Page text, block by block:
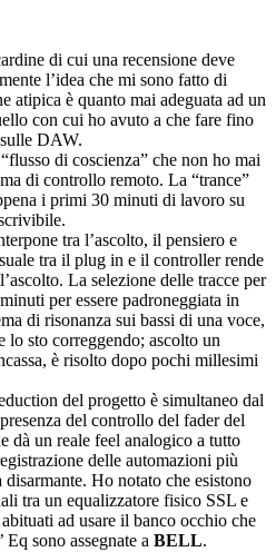
di cui una recensione deve
l’idea che mi sono fatto di
atipica è quanto mai adeguata ad un
con cui ho avuto a che fare fino
DAW.
di coscienza” che non ho mai
di controllo remoto. La “trance”
i primi 30 minuti di lavoro su
tra l’ascolto, il pensiero e
tra il plug in e il controller rende
La selezione delle tracce per
per essere padroneggiata in
di risonanza sui bassi di una voce,
lo sto correggendo; ascolto un
è risolto dopo pochi millesimi
del progetto è simultaneo dal
del controllo del fader del
dà un reale feel analogico a tutto
delle automazioni più
Ho notato che esistono
tra un equalizzatore fisico SSL e
ad usare il banco occhio che
sono assegnate a BELL.